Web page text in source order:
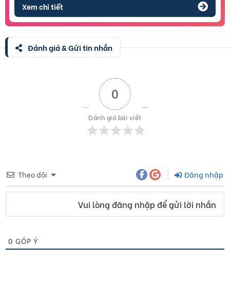
Xem chi tiết
Đánh giá & Gửi tin nhắn
0
Đánh giá bài viết
Theo dõi Đăng nhập
Vui lòng đăng nhập để gửi lời nhắn
0 GÓP Ý